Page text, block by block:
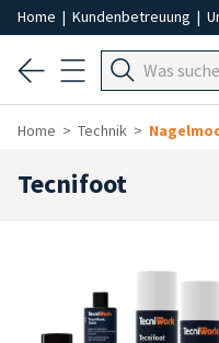
Home | Kundenbetreuung |
Home Technik
Tecnifoot